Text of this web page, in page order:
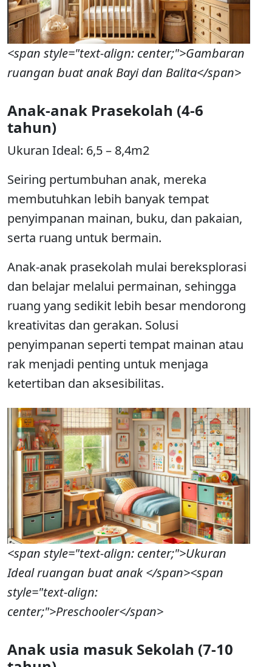
<span style="text-align: center;">Gambaran
ruangan buat anak Bayi dan Balita</span>
Anak-anak Prasekolah (4-6
tahun)
Ukuran Ideal: 6,5 – 8,4m2
Seiring pertumbuhan anak, mereka
membutuhkan lebih banyak tempat
penyimpanan mainan, buku, dan pakaian,
serta ruang untuk bermain.
Anak-anak prasekolah mulai bereksplorasi
dan belajar melalui permainan, sehingga
ruang yang sedikit lebih besar mendorong
kreativitas dan gerakan. Solusi
penyimpanan seperti tempat mainan atau
rak menjadi penting untuk menjaga
ketertiban dan aksesibilitas.
<span style="text-align: center;">Ukuran
Ideal ruangan buat anak </span><span
style="text-align:
center;">Preschooler</span>
Anak usia masuk Sekolah (7-10